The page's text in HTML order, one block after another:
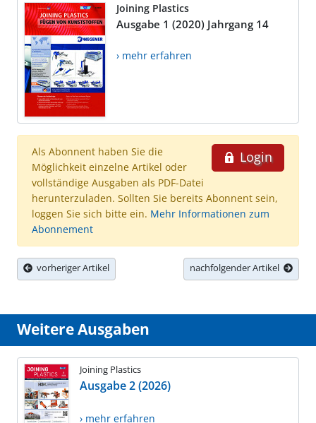
Joining Plastics
Ausgabe 1 (2020) Jahrgang 14
› mehr erfahren
Login
Als Abonnent haben Sie die
Möglichkeit einzelne Artikel oder
vollständige Ausgaben als PDF-Datei
herunterzuladen. Sollten Sie bereits Abonnent sein,
loggen Sie sich bitte ein. Mehr Informationen zum
Abonnement
vorheriger Artikel nachfolgender Artikel
Weitere Ausgaben
Joining Plastics
Ausgabe 2 (2026)
› mehr erfahren